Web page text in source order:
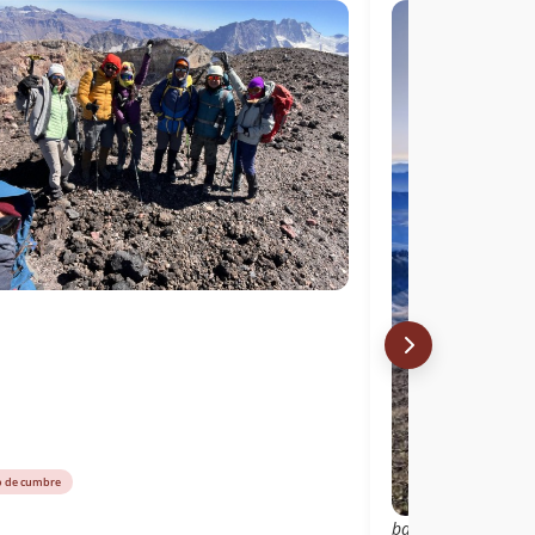
de cumbre
bajando de la